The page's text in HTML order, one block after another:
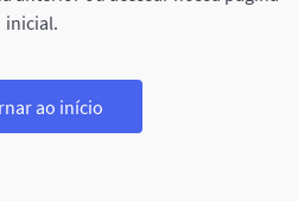
inicial.
ao início